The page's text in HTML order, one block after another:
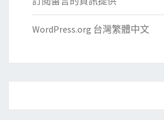
WordPress.org 台灣繁體中文